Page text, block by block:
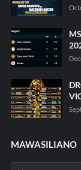
MAWASILIANO